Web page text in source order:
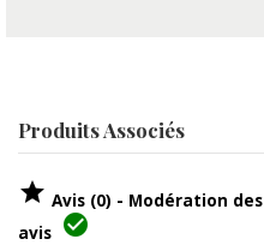
Produits Associés
 Avis (0) - Modération des
avis 